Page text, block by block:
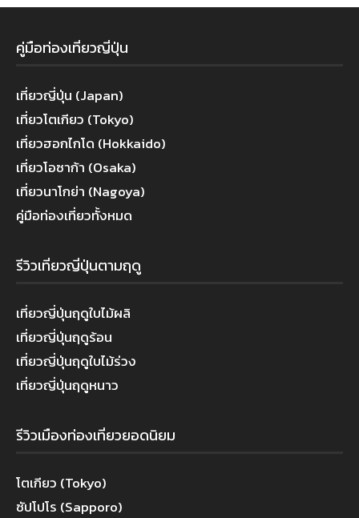
คู่มือท่องเที่ยวญี่ปุ่น
เที่ยวญี่ปุ่น (Japan)
เที่ยวโตเกียว (Tokyo)
เที่ยวฮอกไกโด (Hokkaido)
เที่ยวโอซาก้า (Osaka)
เที่ยวนาโกย่า (Nagoya)
คู่มือท่องเที่ยวทั้งหมด
รีวิวเที่ยวญี่ปุ่นตามฤดู
เที่ยวญี่ปุ่นฤดูใบไม้ผลิ
เที่ยวญี่ปุ่นฤดูร้อน
เที่ยวญี่ปุ่นฤดูใบไม้ร่วง
เที่ยวญี่ปุ่นฤดูหนาว
รีวิวเมืองท่องเที่ยวยอดนิยม
โตเกียว (Tokyo)
ซัปโปโร (Sapporo)